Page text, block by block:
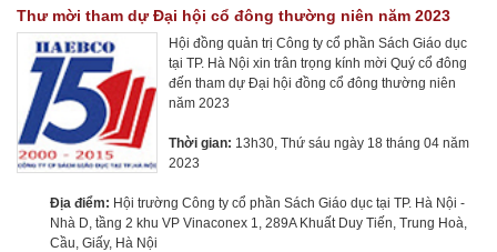
Thư mời tham dự Đại hội cổ đông thường niên năm 2023
Hội đồng quản trị Công ty cổ phần Sách Giáo dục
tại TP. Hà Nội xin trân trọng kính mời Quý cổ đông
đến tham dự Đại hội đồng cổ đông thường niên
năm 2023
Thời gian: 13h30, Thứ sáu ngày 18 tháng 04 năm
2023
Địa điểm: Hội trường Công ty cổ phần Sách Giáo dục tại TP. Hà Nội -
Nhà D, tầng 2 khu VP Vinaconex 1, 289A Khuất Duy Tiến, Trung Hoà,
Cầu, Giấy, Hà Nội